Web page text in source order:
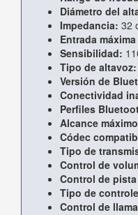
Diámetro del
Impedancia: 32
Entrada
Sensibilidad:
Tipo de altavoz:
Versión de
Conectividad
Perfiles
Alcance
Códec
Tipo de
Control de
Control de
Tipo de
Control de